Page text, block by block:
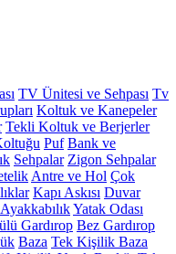
TV Ünitesi ve Sehpası Tv
Koltuk ve Kanepeler
Tekli Koltuk ve Berjerler
Puf Bank ve
Sehpalar Zigon Sehpalar
Antre ve Hol Çok
Kapı Askısı Duvar
AyakkabılıkYatak Odası
Gardırop Bez Gardırop
Baza Tek Kişilik Baza